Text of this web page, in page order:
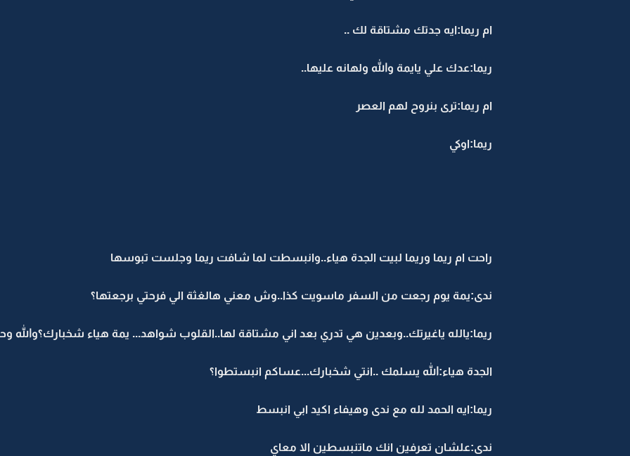
ام ريما:ايه جدتك مشتاقة لك ..
ريما:عدك علي يايمة والله ولهانه عليها..
ام ريما:ترى بنروح لهم العصر
ريما:اوكي
راحت ام ريما وريما لبيت الجدة هياء..وانبسطت لما شافت ريما وجلست تبوسها
ندى:يمة يوم رجعت من السفر ماسويت كذا..وش معني هالغثة الي فرحتي برجعتها؟
ريما:يالله ياغيرتك..وبعدين هي تدري بعد اني مشتاقة لها..القلوب شواهد... يمة هياء شخبارك؟والله
الجدة هياء:الله يسلمك ..انتي شخبارك...عساكم انبستطوا؟
ريما:ايه الحمد لله مع ندى وهيفاء اكيد ابي انبسط
ندى:علشان تعرفين انك ماتنبسطين الا معاي